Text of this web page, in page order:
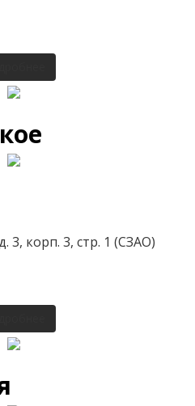
3, корп. 3, стр. 1 (СЗАО)